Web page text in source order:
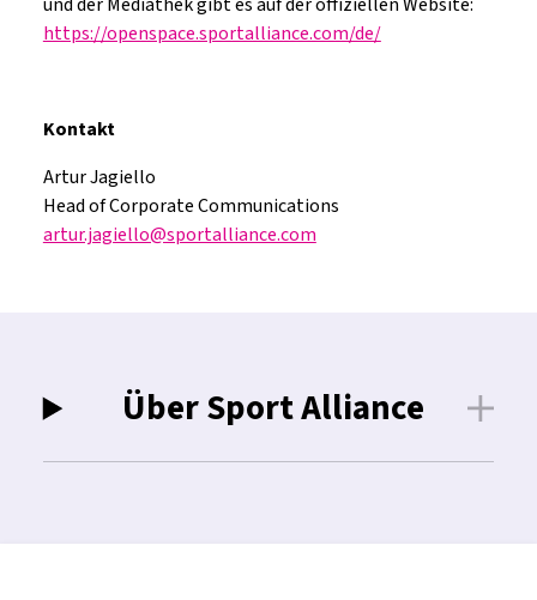
https://openspace.sportalliance.com/de/
Kontakt
Artur Jagiello
Head of Corporate Communications
artur.jagiello@sportalliance.com
Über Sport Alliance